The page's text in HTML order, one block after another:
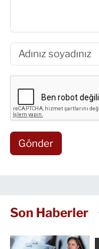
Gönder
Son Haberler